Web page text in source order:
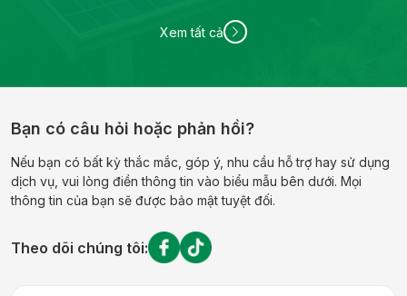
Xem tất cả
Bạn có câu hỏi hoặc phản hồi?
Nếu bạn có bất kỳ thắc mắc, góp ý, nhu cầu hỗ trợ hay sử dụng
dịch vụ, vui lòng điền thông tin vào biểu mẫu bên dưới. Mọi
thông tin của bạn sẽ được bảo mật tuyệt đối.
Theo dõi chúng tôi: